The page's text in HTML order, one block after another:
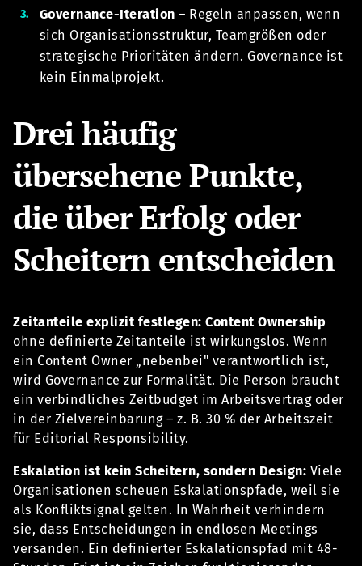
Governance-Iteration – Regeln anpassen, wenn
sich Organisationsstruktur, Teamgrößen oder
strategische Prioritäten ändern. Governance ist
kein Einmalprojekt.
Drei häufig
übersehene Punkte,
die über Erfolg oder
Scheitern entscheiden
Zeitanteile explizit festlegen: Content Ownership
ohne definierte Zeitanteile ist wirkungslos. Wenn
ein Content Owner „nebenbei" verantwortlich ist,
wird Governance zur Formalität. Die Person braucht
ein verbindliches Zeitbudget im Arbeitsvertrag oder
in der Zielvereinbarung – z. B. 30 % der Arbeitszeit
für Editorial Responsibility.
Eskalation ist kein Scheitern, sondern Design: Viele
Organisationen scheuen Eskalationspfade, weil sie
als Konfliktsignal gelten. In Wahrheit verhindern
sie, dass Entscheidungen in endlosen Meetings
versanden. Ein definierter Eskalationspfad mit 48-